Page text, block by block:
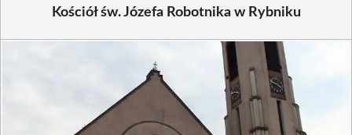
Kościół św. Józefa Robotnika w Rybniku